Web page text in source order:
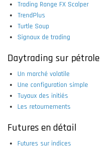
Trading Range FX Scalper
TrendPlus
Turtle Soup
Signaux de trading
Daytrading sur pétrole
Un marché volatile
Une configuration simple
Tuyaux des initiés
Les retournements
Futures en détail
Futures sur indices